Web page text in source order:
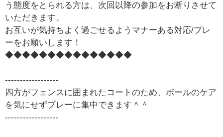
う態度をとられる方は、次回以降の参加をお断りさせて
いただきます。
お互いが気持ちよく過ごせるようマナーある対応/プレ
ーをお願いします！
◆◆◆◆◆◆◆◆◆◆◆◆◆◆◆
------------------
四方がフェンスに囲まれたコートのため、ボールのケア
を気にせずプレーに集中できます＾＾
------------------